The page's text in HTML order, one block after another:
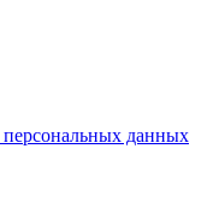
данных